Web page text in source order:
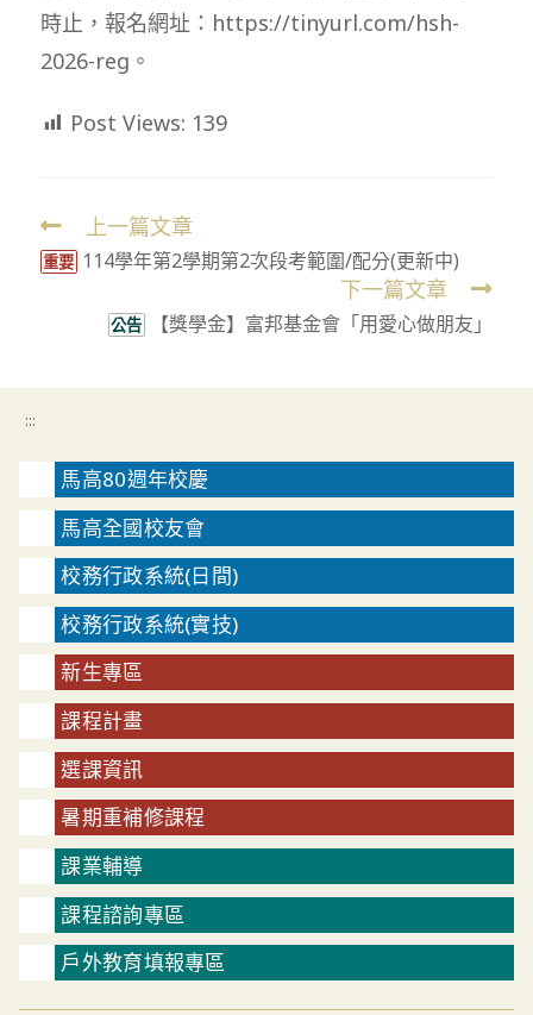
時止，報名網址：https://tinyurl.com/hsh-
2026-reg。
Post Views: 139
Read
more
上一篇文章
重要 114學年第2學期第2次段考範圍/配分(更新中)
下一篇文章
公告 【獎學金】富邦基金會「用愛心做朋友」
:::
馬高80週年校慶
馬高全國校友會
校務行政系統(日間)
校務行政系統(實技)
新生專區
課程計畫
選課資訊
暑期重補修課程
課業輔導
課程諮詢專區
戶外教育填報專區